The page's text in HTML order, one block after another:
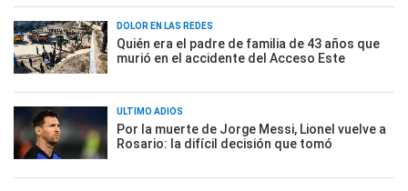
DOLOR EN LAS REDES
Quién era el padre de familia de 43 años que
murió en el accidente del Acceso Este
ÚLTIMO ADIÓS
Por la muerte de Jorge Messi, Lionel vuelve a
Rosario: la difícil decisión que tomó